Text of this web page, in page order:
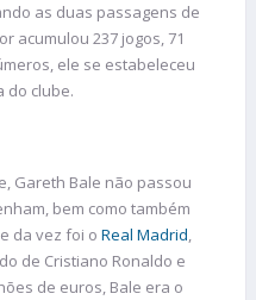
as duas passagens de
acumulou 237 jogos, 71
ele se estabeleceu
do clube.
Gareth Bale não passou
bem como também
da vez foi o Real Madrid,
de Cristiano Ronaldo e
de euros, Bale era o